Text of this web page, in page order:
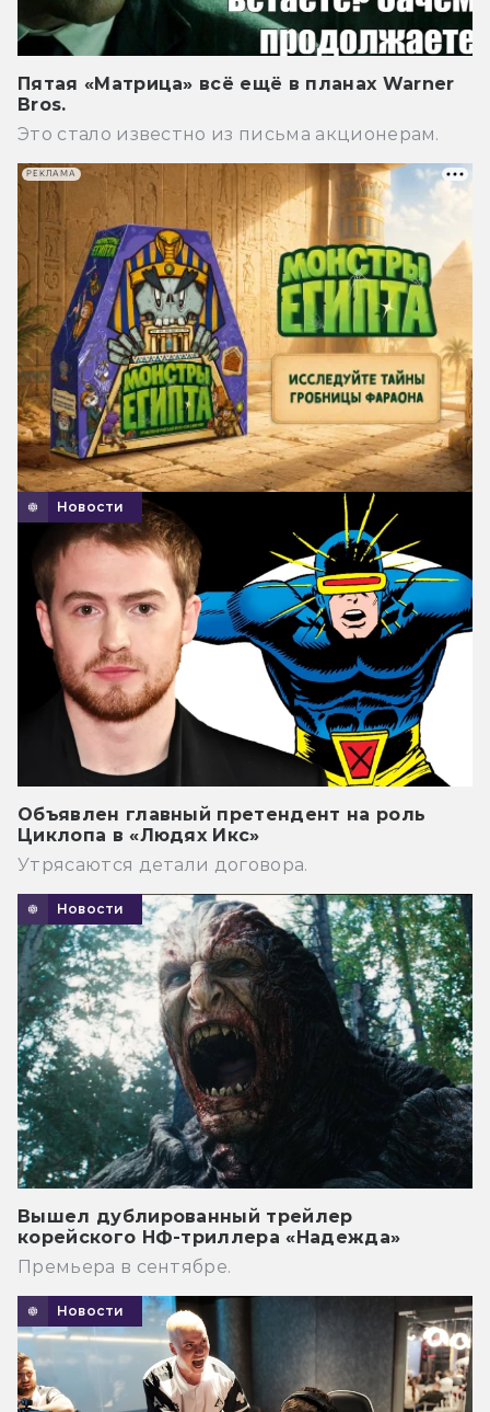
Пятая «Матрица» всё ещё в планах Warner
Bros.
Это стало известно из письма акционерам.
Новости
Объявлен главный претендент на роль
Циклопа в «Людях Икс»
Утрясаются детали договора.
Новости
Вышел дублированный трейлер
корейского НФ-триллера «Надежда»
Премьера в сентябре.
Новости
РЕКЛАМА